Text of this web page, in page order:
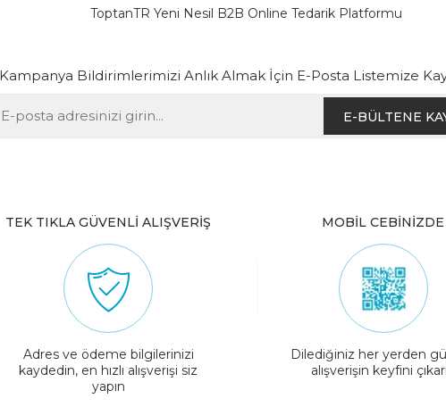
ToptanTR Yeni Nesil B2B Online Tedarik Platformu
Kampanya Bildirimlerimizi Anlık Almak İçin E-Posta Listemize
E-BÜLTENE
TEK TIKLA GÜVENLİ ALIŞVERİŞ
Adres ve ödeme bilgilerinizi
kaydedin, en hızlı alışverişi siz
yapın
MOBİL CEBİNİZDE
Dilediğiniz her yerden
alışverişin keyfini